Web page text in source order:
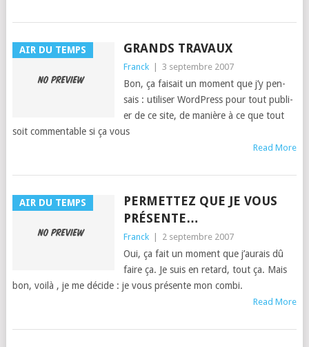
AIR DU TEMPS GRANDS TRAVAUX
Franck 3 septembre 2007
Bon, ça fai­sait un moment que j’y pen­
sais : utilis­er Word­Press pour tout pub­li­
er de ce site, de manière à ce que tout
soit com­mentable si ça vous
Read More
AIR DU TEMPS
PERMETTEZ QUE JE VOUS
PRÉSENTE…
Franck 2 septembre 2007
Oui, ça fait un moment que j’au­rais dû
faire ça. Je suis en retard, tout ça. Mais
bon, voilà , je me décide : je vous présente mon combi.
Read More